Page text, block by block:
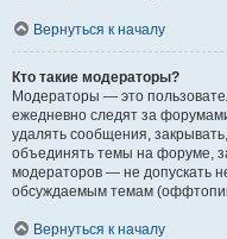
Вернуться к началу
Кто такие модераторы?
Модераторы — это
ежедневно следят за
удалять сообщения,
объединять темы на форуме,
модераторов — не допускать
обсуждаемым темам
Вернуться к началу